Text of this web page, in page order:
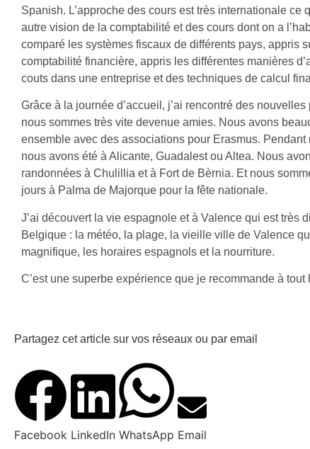
Spanish. L’approche des cours est très internationale ce
autre vision de la comptabilité et des cours dont on a
comparé les systèmes fiscaux de différents pays, appris
comptabilité financière, appris les différentes manières
couts dans une entreprise et des techniques de calcul
Grâce à la journée d’accueil, j’ai rencontré des nouvelles
nous sommes très vite devenue amies. Nous avons
ensemble avec des associations pour Erasmus. Pendant
nous avons été à Alicante, Guadalest ou Altea. Nous
randonnées à Chulillia et à Fort de Bèrnia. Et nous
jours à Palma de Majorque pour la fête nationale.
J’ai découvert la vie espagnole et à Valence qui est très
Belgique : la météo, la plage, la vieille ville de Valence
magnifique, les horaires espagnols et la nourriture.
C’est une superbe expérience que je recommande à tout
Partagez cet article sur vos réseaux ou par email
Facebook LinkedIn WhatsApp Email